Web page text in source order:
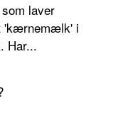
laver
'kærnemælk' i
Har...